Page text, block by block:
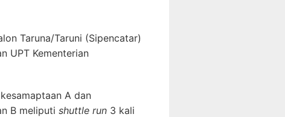
Taruna/Taruni (Sipencatar)
UPT Kementerian
A dan
B meliputi shuttle run 3 kali